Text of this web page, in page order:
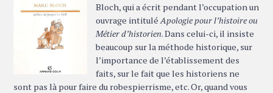
Bloch, qui a écrit pendant l’occupation un
ouvrage intitulé Apologie pour l’histoire ou
Métier d’historien. Dans celui-ci, il insiste
beaucoup sur la méthode historique, sur
l’importance de l’établissement des
faits, sur le fait que les historiens ne
sont pas là pour faire du robespierrisme, etc. Or, quand vous